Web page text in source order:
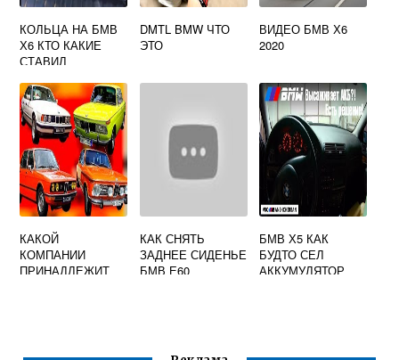
КОЛЬЦА НА БМВ
Х6 КТО КАКИЕ
СТАВИЛ
DMTL BMW ЧТО
ЭТО
ВИДЕО БМВ Х6
2020
КАКОЙ
КОМПАНИИ
ПРИНАДЛЕЖИТ
КАК СНЯТЬ
ЗАДНЕЕ СИДЕНЬЕ
БМВ Е60
БМВ Х5 КАК
БУДТО СЕЛ
АККУМУЛЯТОР